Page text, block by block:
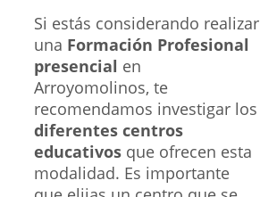
Si estás considerando realizar
una Formación Profesional
presencial en
Arroyomolinos, te
recomendamos investigar los
diferentes centros
educativos que ofrecen esta
modalidad. Es importante